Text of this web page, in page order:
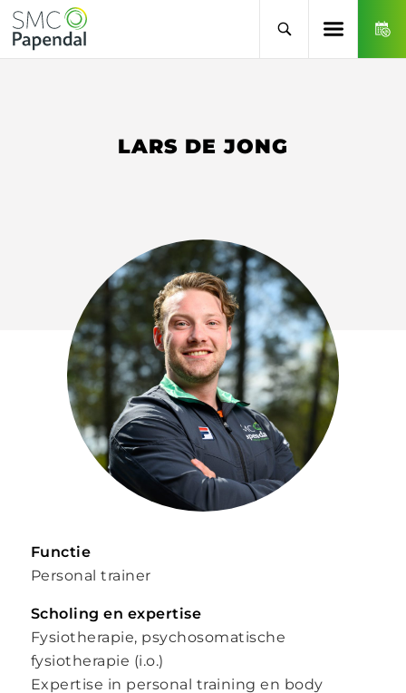
LARS DE JONG
Functie
Personal trainer
Scholing en expertise
Fysiotherapie, psychosomatische
fysiotherapie (i.o.)
Expertise in personal training en body